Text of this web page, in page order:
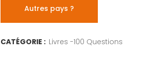
Autres pays ?
CATÉGORIE : Livres -100 Questions